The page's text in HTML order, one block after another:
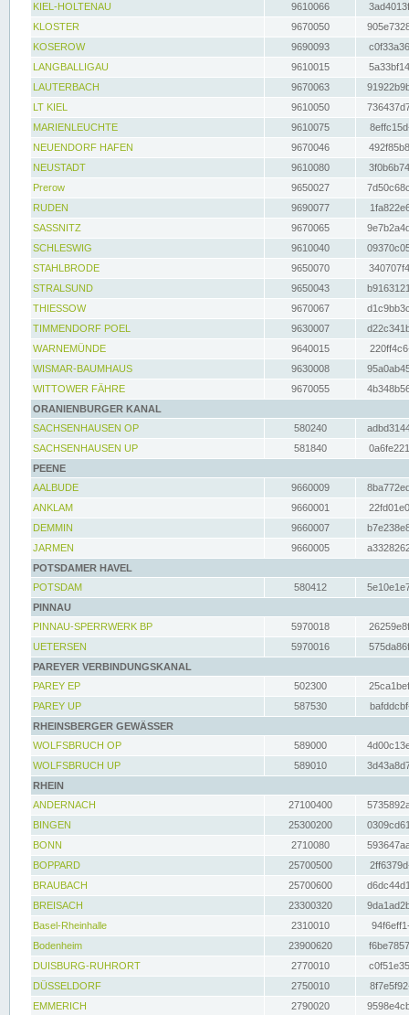
KIEL-HOLTENAU
9610066
KLOSTER
9670050
KOSEROW
9690093
LANGBALLIGAU
9610015
LAUTERBACH
9670063
LT KIEL
9610050
MARIENLEUCHTE
9610075
NEUENDORF HAFEN
9670046
NEUSTADT
9610080
Prerow
9650027
RUDEN
9690077
SASSNITZ
9670065
SCHLESWIG
9610040
STAHLBRODE
9650070
STRALSUND
9650043
THIESSOW
9670067
TIMMENDORF POEL
9630007
WARNEMÜNDE
9640015
WISMAR-BAUMHAUS
9630008
WITTOWER FÄHRE
9670055
ORANIENBURGER KANAL
SACHSENHAUSEN OP
580240
SACHSENHAUSEN UP
581840
PEENE
AALBUDE
9660009
ANKLAM
9660001
DEMMIN
9660007
JARMEN
9660005
POTSDAMER HAVEL
POTSDAM
580412
PINNAU
PINNAU-SPERRWERK BP
5970018
UETERSEN
5970016
PAREYER VERBINDUNGSKANAL
PAREY EP
502300
PAREY UP
587530
RHEINSBERGER GEWÄSSER
WOLFSBRUCH OP
589000
WOLFSBRUCH UP
589010
RHEIN
ANDERNACH
27100400
BINGEN
25300200
BONN
2710080
BOPPARD
25700500
BRAUBACH
25700600
BREISACH
23300320
Basel-Rheinhalle
2310010
Bodenheim
23900620
DUISBURG-RUHRORT
2770010
DÜSSELDORF
2750010
EMMERICH
2790020